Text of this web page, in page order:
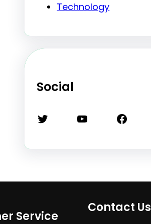
Technology
Social
Twitter
YouTube Facebook
Service
Contact Us